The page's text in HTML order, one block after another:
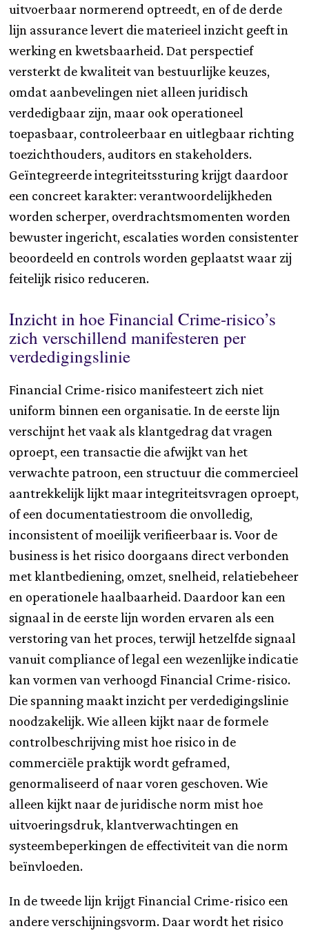
uitvoerbaar normerend optreedt, en of de derde
lijn assurance levert die materieel inzicht geeft in
werking en kwetsbaarheid. Dat perspectief
versterkt de kwaliteit van bestuurlijke keuzes,
omdat aanbevelingen niet alleen juridisch
verdedigbaar zijn, maar ook operationeel
toepasbaar, controleerbaar en uitlegbaar richting
toezichthouders, auditors en stakeholders.
Geïntegreerde integriteitssturing krijgt daardoor
een concreet karakter: verantwoordelijkheden
worden scherper, overdrachtsmomenten worden
bewuster ingericht, escalaties worden consistenter
beoordeeld en controls worden geplaatst waar zij
feitelijk risico reduceren.
Inzicht in hoe Financial Crime-risico’s
zich verschillend manifesteren per
verdedigingslinie
Financial Crime-risico manifesteert zich niet
uniform binnen een organisatie. In de eerste lijn
verschijnt het vaak als klantgedrag dat vragen
oproept, een transactie die afwijkt van het
verwachte patroon, een structuur die commercieel
aantrekkelijk lijkt maar integriteitsvragen oproept,
of een documentatiestroom die onvolledig,
inconsistent of moeilijk verifieerbaar is. Voor de
business is het risico doorgaans direct verbonden
met klantbediening, omzet, snelheid, relatiebeheer
en operationele haalbaarheid. Daardoor kan een
signaal in de eerste lijn worden ervaren als een
verstoring van het proces, terwijl hetzelfde signaal
vanuit compliance of legal een wezenlijke indicatie
kan vormen van verhoogd Financial Crime-risico.
Die spanning maakt inzicht per verdedigingslinie
noodzakelijk. Wie alleen kijkt naar de formele
controlbeschrijving mist hoe risico in de
commerciële praktijk wordt geframed,
genormaliseerd of naar voren geschoven. Wie
alleen kijkt naar de juridische norm mist hoe
uitvoeringsdruk, klantverwachtingen en
systeembeperkingen de effectiviteit van die norm
beïnvloeden.
In de tweede lijn krijgt Financial Crime-risico een
andere verschijningsvorm. Daar wordt het risico